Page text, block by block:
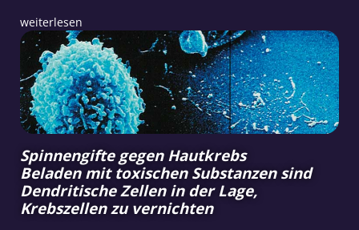
weiterlesen
Spinnengifte gegen Hautkrebs
Beladen mit toxischen Substanzen sind
Dendritische Zellen in der Lage,
Krebszellen zu vernichten